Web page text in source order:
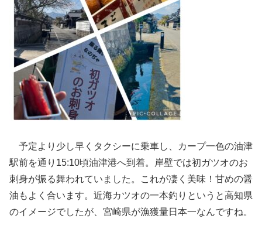
予定より少し早くタクシーに乗車し、カープ一色の油津
駅前を通り15:10頃油津港へ到着。岸壁では初ガツオのお
刺身が振る舞われていました。これが凄く美味！甘めの醤
油もよく合います。近海カツオの一本釣りというと高知県
のイメージでしたが、宮崎県が漁獲量日本一なんですね。